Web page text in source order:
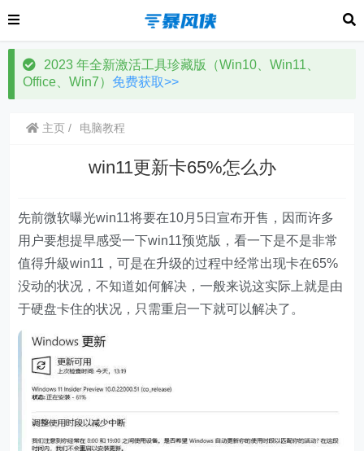
2023 年全新激活工具珍藏版（Win10、Win11、
Office、Win7） 免费获取>>
主页 电脑教程
win11更新卡65%怎么办
先前微软曝光win11将要在10月5日宣布开售，因而许多
用户要想提早感受一下win11预览版，看一下是不是非常
值得升級win11，可是在升级的过程中经常出现卡在65%
没动的状况，不知道如何解决，一般来说这实际上就是由
于硬盘卡住的状况，只需重启一下就可以解决了。